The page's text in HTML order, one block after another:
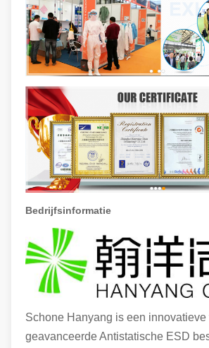
Bedrijfsinformatie
Schone Hanyang is een innovatieve
geavanceerde Antistatische ESD